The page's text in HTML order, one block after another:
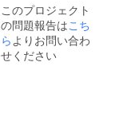
このプロジェクト
の問題報告はこち
ら よりお問い合わ
せください